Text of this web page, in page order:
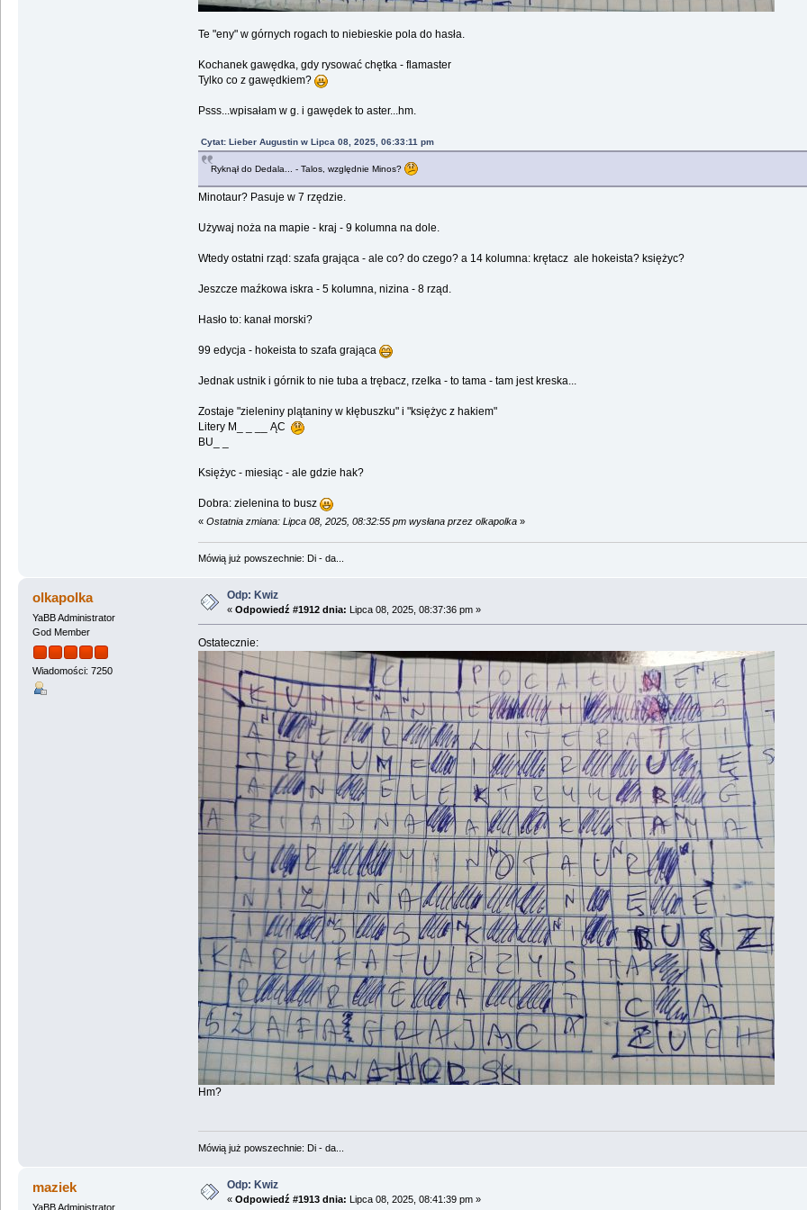
Te "eny" w górnych rogach to niebieskie pola do hasła.
Kochanek gawędka, gdy rysować chętka - flamaster
Tylko co z gawędkiem?
Psss...wpisałam w g. i gawędek to aster...hm.
Cytat: Lieber Augustin w Lipca 08, 2025, 06:33:11 pm
Ryknął do Dedala... - Talos, względnie Minos?
Minotaur? Pasuje w 7 rzędzie.
Używaj noża na mapie - kraj - 9 kolumna na dole.
Wtedy ostatni rząd: szafa grająca - ale co? do czego? a 14 kolumna: krętacz ale hokeista? księżyc?
Jeszcze maźkowa iskra - 5 kolumna, nizina - 8 rząd.
Hasło to: kanał morski?
99 edycja - hokeista to szafa grająca
Jednak ustnik i górnik to nie tuba a trębacz, rzeIka - to tama - tam jest kreska...
Zostaje "zieleniny plątaniny w kłębuszku" i "księżyc z hakiem"
Litery M_ _ __ ĄC
BU_ _
Księżyc - miesiąc - ale gdzie hak?
Dobra: zielenina to busz
« Ostatnia zmiana: Lipca 08, 2025, 08:32:55 pm wysłana przez olkapolka»
Mówią już powszechnie: Di - da...
olkapolka
YaBB Administrator
God Member
Wiadomości: 7250
Odp: Kwiz
« Odpowiedź #1912 dnia: Lipca 08, 2025, 08:37:36 pm »
Ostatecznie:
Hm?
Mówią już powszechnie: Di - da...
maziek
YaBB Administrator
Odp: Kwiz
« Odpowiedź #1913 dnia: Lipca 08, 2025, 08:41:39 pm »